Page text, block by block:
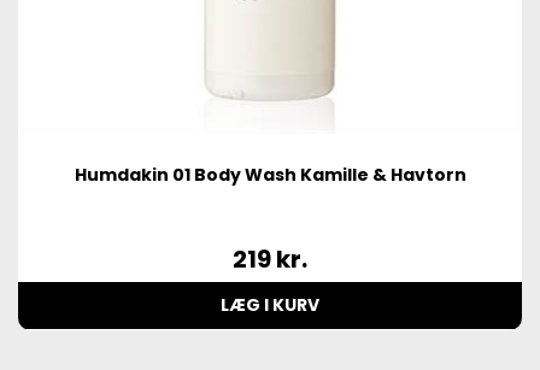
Humdakin 01 Body Wash Kamille & Havtorn
219kr.
LÆG I KURV